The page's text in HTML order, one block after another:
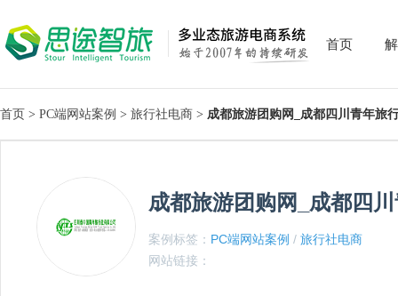
首页
首页 > PC端网站案例 > 旅行社电商 > 成都旅游团购网_成都四川青年旅
成都旅游团购网_成都四
案例标签： PC端网站案例 / 旅行社电商
网站链接：